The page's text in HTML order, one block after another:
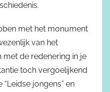
met het monument
van het
de redenering in je
toch vergoelijkend
jongens” en